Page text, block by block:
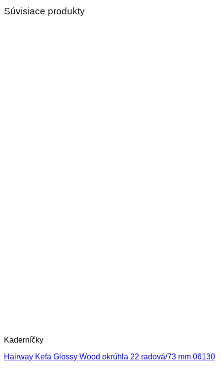
Súvisiace produkty
Kaderníčky
Hairway Kefa Glossy Wood okrúhla 22 radová/73 mm 06130